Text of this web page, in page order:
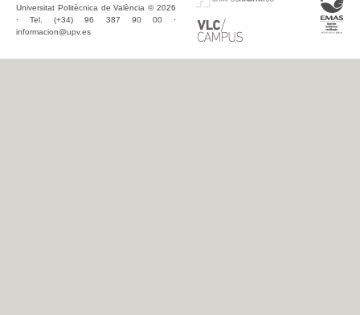
Universitat Politècnica de València © 2026
· Tel. (+34) 96 387 90 00 ·
informacion@upv.es